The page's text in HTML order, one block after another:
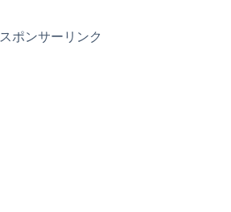
スポンサーリンク